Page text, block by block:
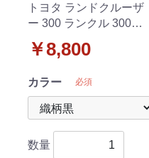
トヨタ ランドクルーザ
ー 300 ランクル 300系 7
織柄シリーズ 社外新品
￥8,800
カラー 必須
数量